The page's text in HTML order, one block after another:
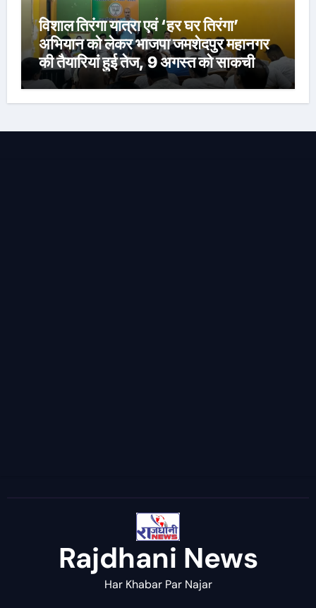
विशाल तिरंगा यात्रा एवं ‘हर घर तिरंगा’
अभियान को लेकर भाजपा जमशेदपुर महानगर
की तैयारियां हुई तेज, 9 अगस्त को साकची
नेताजी सुभाष मैदान से निकलेगी विशाल तिरंगा
यात्रा
Rajdhani News
Har Khabar Par Najar